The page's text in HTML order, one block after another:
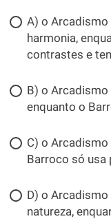
A) o Arcadismo
harmonia,
contrastes e
B) o
enquanto o
C) o
Barroco só usa
D) o
natureza,